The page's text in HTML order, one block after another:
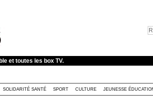
et toutes les box TV.
SOLIDARITÉ SANTÉ SPORT CULTURE JEUNESSE